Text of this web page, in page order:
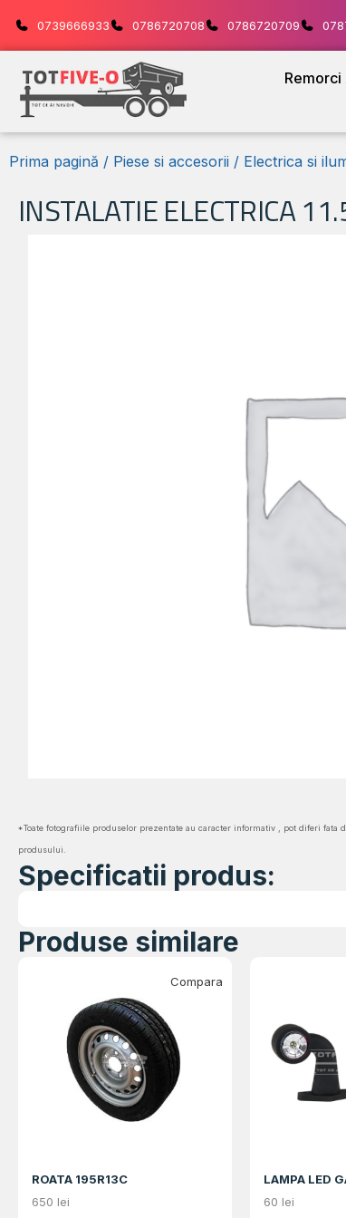
0739666933 0786720708 0786720709
Remorci
Prima pagină / Piese si accesorii / Electrica si
INSTALATIE ELECTRICA
*Toate fotografiile produselor prezentate au caracter informativ , pot diferi
produsului.
Specificatii produs:
Produse similare
ROATA 195R13C
650 lei
Compara
LAMPA LED
60 lei